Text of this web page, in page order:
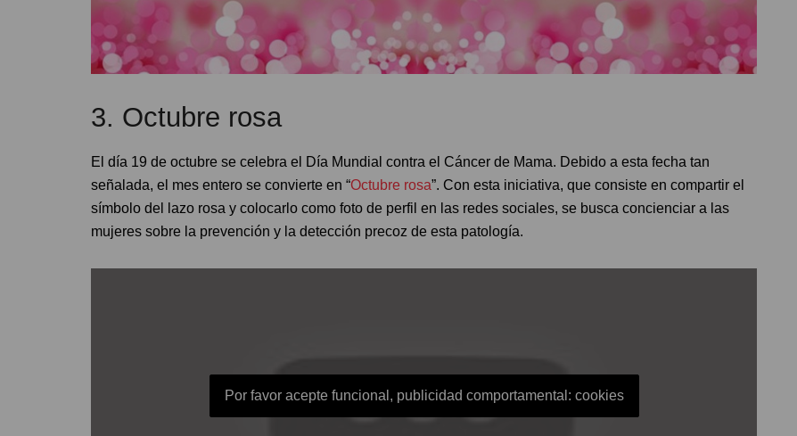
3. Octubre rosa
El día 19 de octubre se celebra el Día Mundial contra el Cáncer de Mama. Debido a esta fecha tan
señalada, el mes entero se convierte en “Octubre rosa”. Con esta iniciativa, que consiste en compartir el
símbolo del lazo rosa y colocarlo como foto de perfil en las redes sociales, se busca concienciar a las
mujeres sobre la prevención y la detección precoz de esta patología.
Por favor acepte funcional, publicidad comportamental: cookies